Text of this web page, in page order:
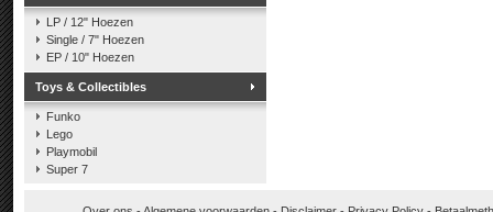
LP / 12" Hoezen
Single / 7" Hoezen
EP / 10" Hoezen
Toys & Collectibles
Funko
Lego
Playmobil
Super 7